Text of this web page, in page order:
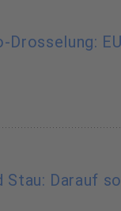
Stau: Darauf